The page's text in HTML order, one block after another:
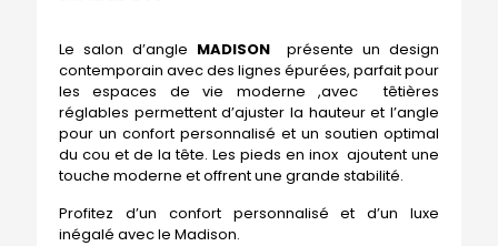
Le salon d’angle MADISONprésente un design
contemporain avec des lignes épurées, parfait pour
les espaces de vie moderne ,avec têtières
réglables permettent d’ajuster la hauteur et l’angle
pour un confort personnalisé et un soutien optimal
du cou et de la tête. Les pieds en inox ajoutent une
touche moderne et offrent une grande stabilité.
Profitez d’un confort personnalisé et d’un luxe
inégalé avec le Madison.